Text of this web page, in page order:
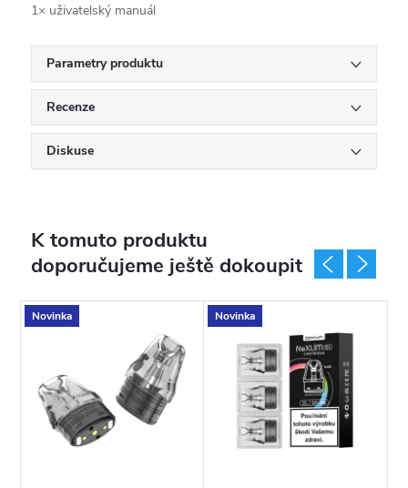
1× uživatelský manuál
Parametry produktu
Recenze
Diskuse
K tomuto produktu
doporučujeme ještě dokoupit
Novinka Novinka